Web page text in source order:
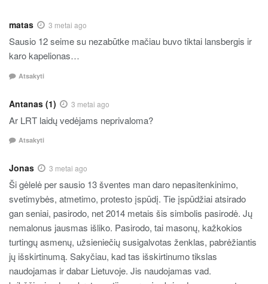
matas 3 metai ago
Sausio 12 seime su nezabūtke mačiau buvo tiktai lansbergis ir
karo kapelionas…
Atsakyti
Antanas (1) 3 metai ago
Ar LRT laidų vedėjams neprivaloma?
Atsakyti
Jonas 3 metai ago
Ši gėlelė per sausio 13 šventes man daro nepasitenkinimo,
svetimybės, atmetimo, protesto įspūdį. Tie įspūdžiai atsirado
gan seniai, pasirodo, net 2014 metais šis simbolis pasirodė. Jų
nemalonus jausmas išliko. Pasirodo, tai masonų, kažkokios
turtingų asmenų, užsieniečių susigalvotas ženklas, pabrėžiantis
jų išskirtinumą. Sakyčiau, kad tas išskirtinumo tikslas
naudojamas ir dabar Lietuvoje. Jis naudojamas vad.